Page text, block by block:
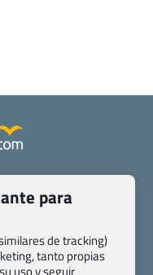
específicas
generales
Transparencia
para
de tracking)
tanto propias